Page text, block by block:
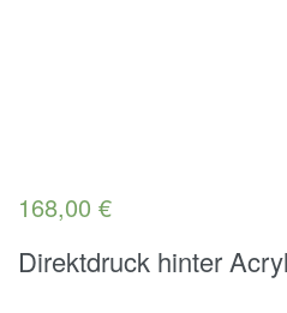
168,00 €
Direktdruck hinter